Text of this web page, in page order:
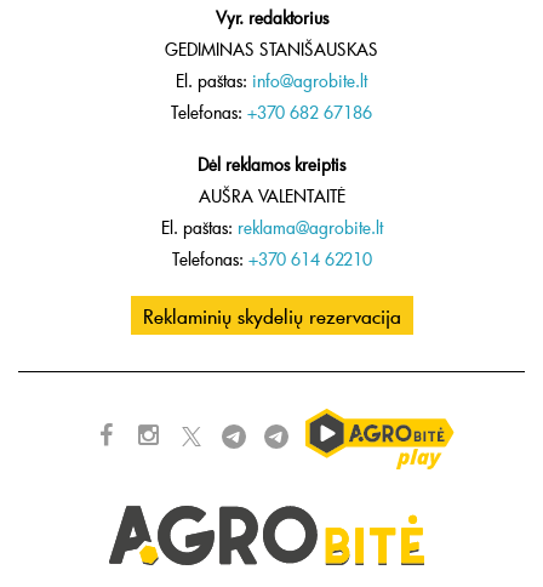
Vyr. redaktorius
GEDIMINAS STANIŠAUSKAS
El. paštas: info@agrobite.lt
Telefonas: +370 682 67186
Dėl reklamos kreiptis
AUŠRA VALENTAITĖ
El. paštas: reklama@agrobite.lt
Telefonas: +370 614 62210
Reklaminių skydelių rezervacija